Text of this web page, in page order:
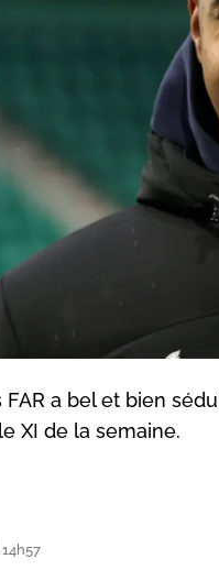
FAR a bel et bien
XI de la semaine.